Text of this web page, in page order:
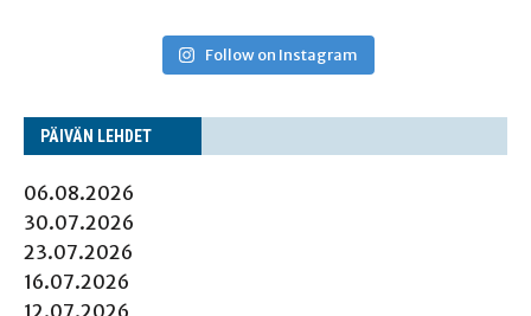
Follow on Instagram
PÄI­VÄN LEHDET
06.08.2026
30.07.2026
23.07.2026
16.07.2026